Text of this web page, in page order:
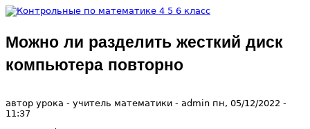
Перейти к основному содержанию
Контрольные
Можно ли разделить жесткий диск
компьютера повторно
автор урока - учитель математики - admin пн, 05/12/2022 -
11:37